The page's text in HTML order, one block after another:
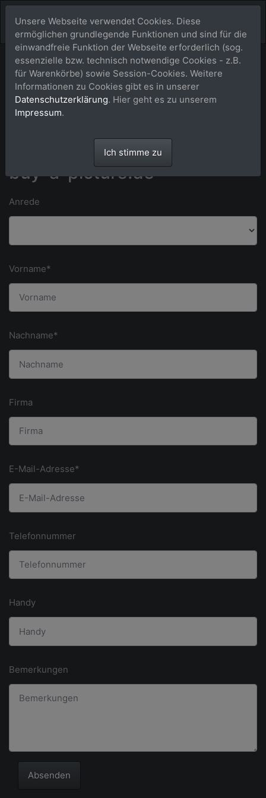
Bitte Kontaktdaten eintragen und auf [absenden] klicken.
*) Felder mit einem Stern dürfen nicht leer bleiben. **) Wir bitten um
Verständnis dafür, dass wir ausschließlich an Kunden in Deutschland
Anfrage an das Team von
buy-a-picture.de
Anrede
Vorname*
Nachname*
Firma
E-Mail-Adresse*
Telefonnummer
Handy
Bemerkungen
Absenden
Unsere Webseite verwendet Cookies. Diese
ermöglichen grundlegende Funktionen und sind für die
einwandfreie Funktion der Webseite erforderlich (sog.
essenzielle bzw. technisch notwendige Cookies - z.B.
für Warenkörbe) sowie Session-Cookies. Weitere
Informationen zu Cookies gibt es in unserer
Datenschutzerklärung. Hier geht es zu unserem
Impressum.
Ich stimme zu